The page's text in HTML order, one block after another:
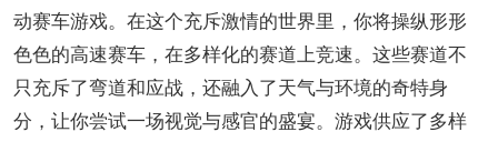
动赛车游戏。在这个充斥激情的世界里，你将操纵形形
色色的高速赛车，在多样化的赛道上竞速。这些赛道不
只充斥了弯道和应战，还融入了天气与环境的奇特身
分，让你尝试一场视觉与感官的盛宴。游戏供应了多样